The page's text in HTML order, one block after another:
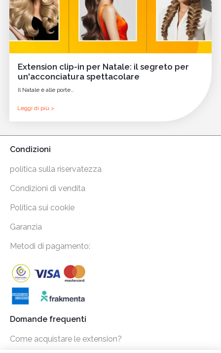
Extension clip-in per Natale: il segreto per
un'acconciatura spettacolare
Il Natale è alle porte…
Leggi di più >
Condizioni
politica sulla riservatezza
Condizioni di vendita
Politica sui cookie
Garanzia
Metodi di pagamento:
Domande frequenti
Come acquistare le extension?